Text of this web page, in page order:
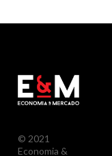
© 2021
Economia &